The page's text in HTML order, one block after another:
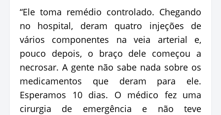
“Ele toma remédio controlado. Chegando
no hospital, deram quatro injeções de
vários componentes na veia arterial e,
pouco depois, o braço dele começou a
necrosar. A gente não sabe nada sobre os
medicamentos que deram para ele.
Esperamos 10 dias. O médico fez uma
cirurgia de emergência e não teve